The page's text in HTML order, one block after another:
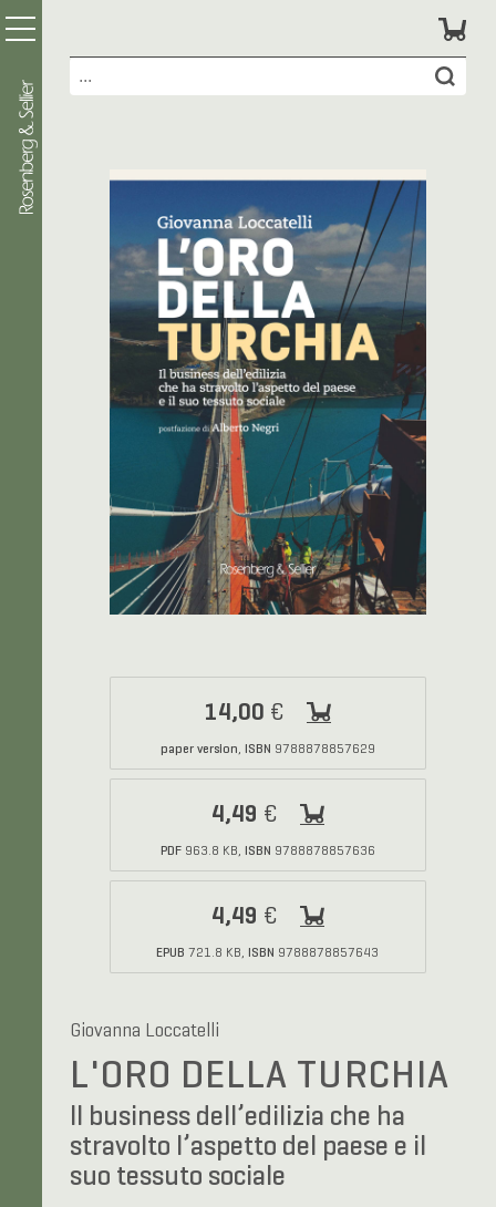
14,00 €
paper version, ISBN 9788878857629
4,49 €
PDF963.8 KB, ISBN 9788878857636
4,49 €
EPUB 721.8 KB, ISBN 9788878857643
Giovanna Loccatelli
L'ORO DELLA TURCHIA
Il business dell’edilizia che ha
stravolto l’aspetto del paese e il
suo tessuto sociale